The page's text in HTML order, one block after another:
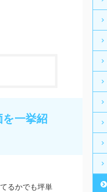
一挙紹
るかでも坪単